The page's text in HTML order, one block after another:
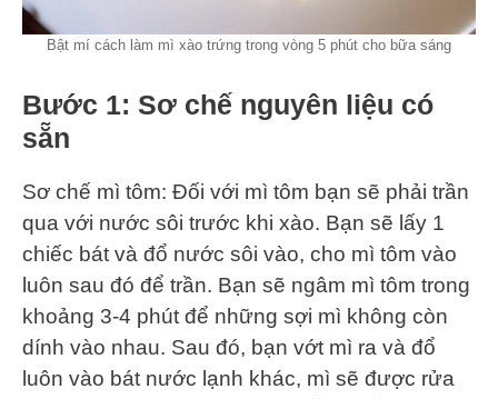
Bật mí cách làm mì xào trứng trong vòng 5 phút cho bữa sáng
Bước 1: Sơ chế nguyên liệu có
sẵn
Sơ chế mì tôm: Đối với mì tôm bạn sẽ phải trần
qua với nước sôi trước khi xào. Bạn sẽ lấy 1
chiếc bát và đổ nước sôi vào, cho mì tôm vào
luôn sau đó để trần. Bạn sẽ ngâm mì tôm trong
khoảng 3-4 phút để những sợi mì không còn
dính vào nhau. Sau đó, bạn vớt mì ra và đổ
luôn vào bát nước lạnh khác, mì sẽ được rửa